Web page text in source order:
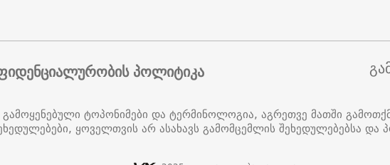
პოლიტიკა
გამოყენებული ტოპონიმები და ტერმინოლოგია, აგრეთვე მათში
ყოველთვის არ ასახავს გამომცემლის შეხედულებებსა და